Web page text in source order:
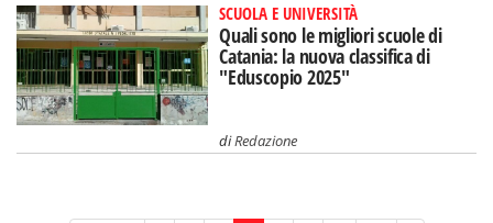
SCUOLA E UNIVERSITÀ
Quali sono le migliori scuole di
Catania: la nuova classifica di
"Eduscopio 2025"
diRedazione